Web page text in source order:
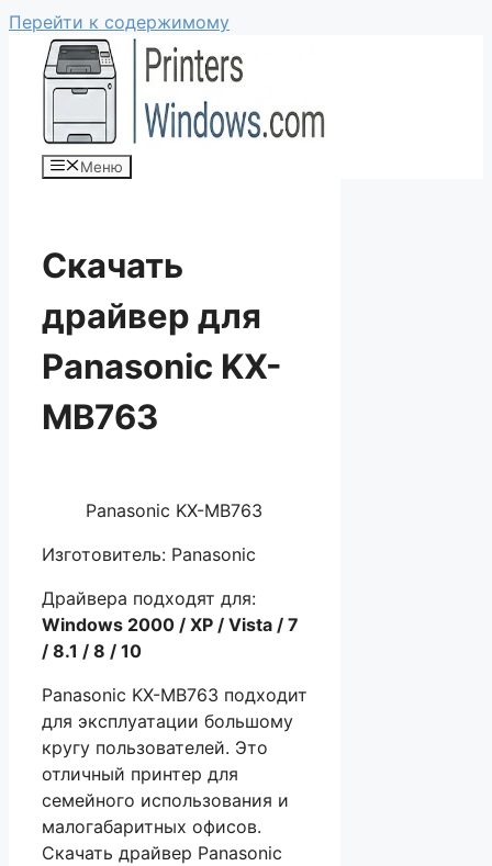
Перейти к содержимому
Меню
Скачать
драйвер для
Panasonic KX-
MB763
Panasonic KX-MB763
Изготовитель: Panasonic
Драйвера подходят для:
Windows 2000 / XP / Vista / 7
/ 8.1 / 8 / 10
Panasonic KX-MB763 подходит
для эксплуатации большому
кругу пользователей. Это
отличный принтер для
семейного использования и
малогабаритных офисов.
Скачать драйвер Panasonic